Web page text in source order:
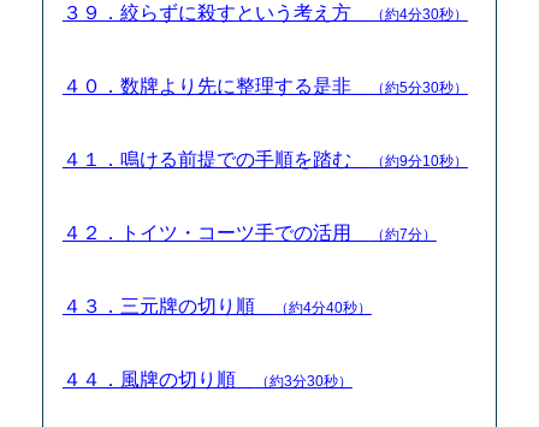
３９．絞らずに殺すという考え方 （約4分30秒）
４０．数牌より先に整理する是非 （約5分30秒）
４１．鳴ける前提での手順を踏む （約9分10秒）
４２．トイツ・コーツ手での活用 （約7分）
４３．三元牌の切り順 （約4分40秒）
４４．風牌の切り順 （約3分30秒）